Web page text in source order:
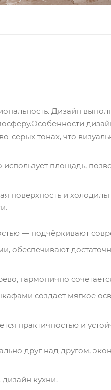
Дизайн
тонах, что
площадь,
поверхность и
— подчёркивают
обеспечивают
гармонично
создаёт мягкое
практичностью и
друг над другом,
кухни.